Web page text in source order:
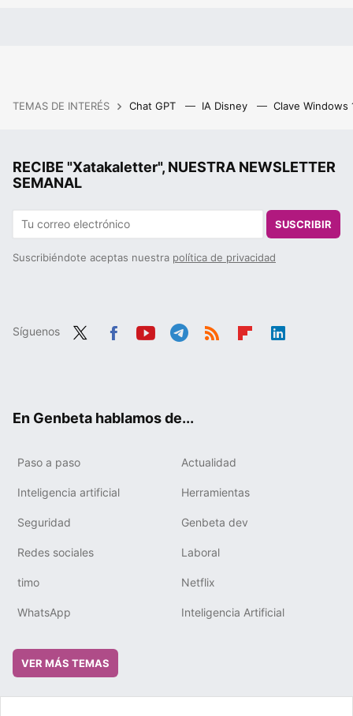
TEMAS DE INTERÉS Chat GPT IA Disney Clave Windows
RECIBE "Xatakaletter", NUESTRA NEWSLETTER
SEMANAL
SUSCRIBIR
Suscribiéndote aceptas nuestra política de privacidad
Síguenos
En Genbeta hablamos de...
Paso a paso Actualidad
Inteligencia artificial Herramientas
Seguridad Genbeta dev
Redes sociales Laboral
timo Netflix
WhatsApp Inteligencia Artificial
VER MÁS TEMAS